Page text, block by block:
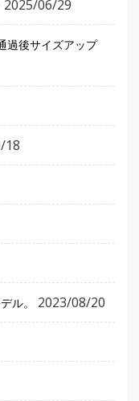
2025/06/29
過後サイズアップ
18
ル。 2023/08/20